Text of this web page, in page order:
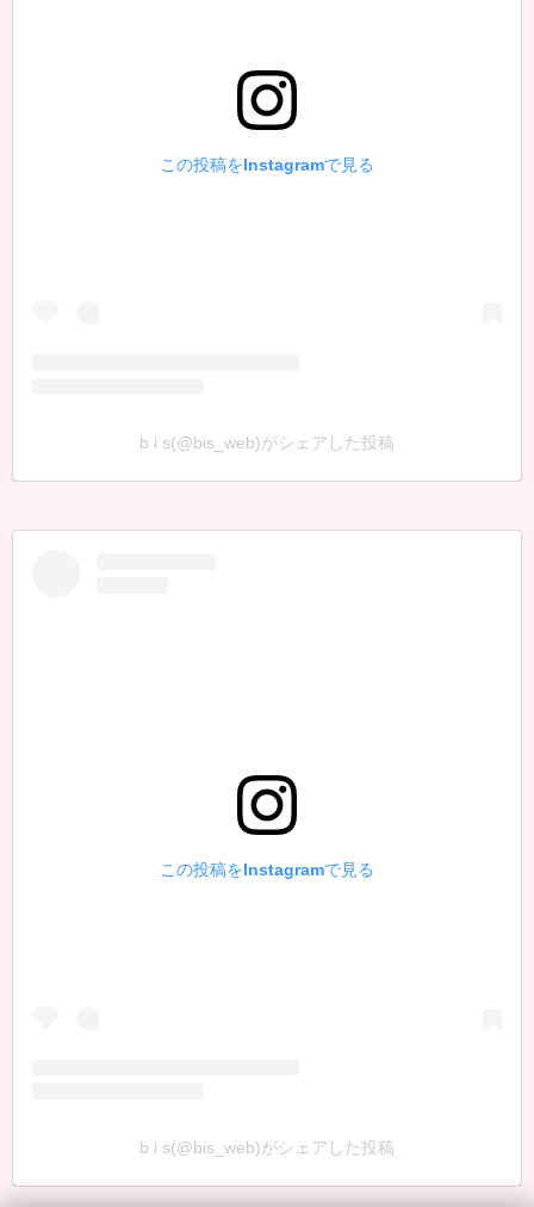
この投稿をInstagramで見る
b i s(@bis_web)がシェアした投稿
この投稿をInstagramで見る
b i s(@bis_web)がシェアした投稿